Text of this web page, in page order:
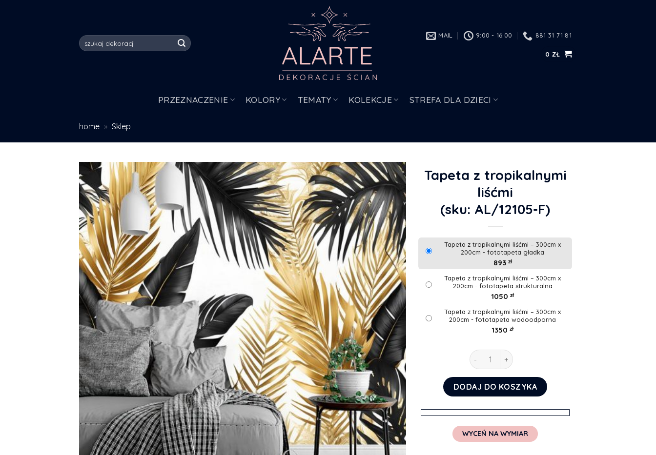
Szukaj:
MAIL 9:00 - 16:00 881 31 71 81
0 ZŁ
PRZEZNACZENIE KOLORY TEMATY KOLEKCJE STREFA DLA DZIECI
home » Sklep
Tapeta z tropikalnymi
liśćmi
(sku: AL/12105-F)
Tapeta z tropikalnymi liśćmi – 300cm x
200cm - fototapeta gładka
893 zł
Tapeta z tropikalnymi liśćmi – 300cm x
200cm - fototapeta strukturalna
1050 zł
Tapeta z tropikalnymi liśćmi – 300cm x
200cm - fototapeta wodoodporna
1350 zł
ilość Tapeta z tropikalnymi liśćmi
DODAJ DO KOSZYKA
WYCEŃ NA WYMIAR